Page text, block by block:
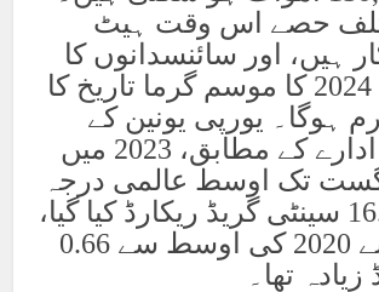
حصے اس وقت ہیٹ
ہیں، اور سائنسدانوں کا
کہنا ہے کہ 2024 کا موسم گرما تاریخ کا
یورپی یونین کے
موسمیاتی ادارے کے مطابق، 2023 میں
تک اوسط عالمی درجہ
حرارت 16.77 سینٹی گریڈ ریکارڈ کیا گیا،
جو 1990 سے 2020 کی اوسط سے 0.66
تھا۔